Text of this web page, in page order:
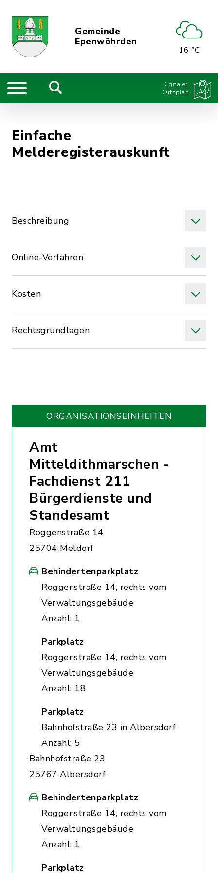
Gemeinde
Epenwöhrden
16 °C
Digitaler
Ortsplan
Einfache
Melderegisterauskunft
Beschreibung
Online-Verfahren
Kosten
Rechtsgrundlagen
ORGANISATIONS­EINHEITEN
Amt
Mitteldithmarschen -
Fachdienst 211
Bürgerdienste und
Standesamt
Roggenstraße 14
25704 Meldorf
Behindertenparkplatz
Roggenstraße 14, rechts vom
Verwaltungsgebäude
Anzahl: 1
Parkplatz
Roggenstraße 14, rechts vom
Verwaltungsgebäude
Anzahl: 18
Parkplatz
Bahnhofstraße 23 in Albersdorf
Anzahl: 5
Bahnhofstraße 23
25767 Albersdorf
Behindertenparkplatz
Roggenstraße 14, rechts vom
Verwaltungsgebäude
Anzahl: 1
Parkplatz